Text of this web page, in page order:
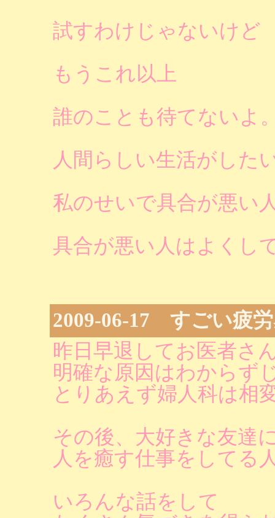
試すわけじゃないけど
もうこれ以上
誰のことも待てないよ
人間らしい生活がした
私のせいで具合が悪い
具合が悪い人はよくし
2009-06-17 すごい疲
昨日早退してお医者さ
明確な原因はわからず
とりあえず婦人科は相
その後、大好きな友達
人を癒す仕事をしてる
いろんな話をして